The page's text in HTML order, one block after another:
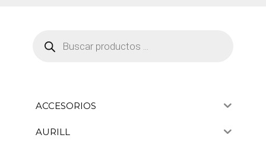
productos
ACCESORIOS
AURILL